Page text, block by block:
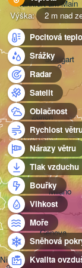
Výška:
2 m nad
Pocitová
Srážky
Radar
Satelit
Oblačnost
Rychlost
Nárazy větru
Tlak vzduchu
Bouřky
Vlhkost
Moře
Sněhová
Kvalita
Frankfurt am Main
Milano
Torino
Stuttgart
Genova
Zürich
Nice
ŠVÝCARSKO